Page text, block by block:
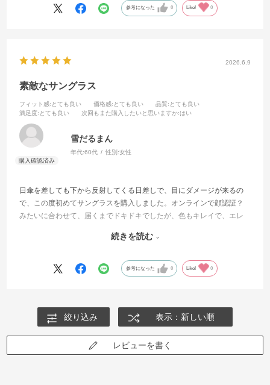
参考になった 0 Like! 0
2026.6.9
素敵なサングラス
フィット感:とても良い 価格感:とても良い 品質:とても良い
満足度:とても良い 次回もまた購入したいと思いますか:はい
雪だるまん
年代:60代 性別:女性
日傘を差しても下から反射してくる日差しで、目にダメージが来るの
で、この度初めてサングラスを購入しました。オンラインで顔認証？
みたいに合わせて、届くまでドキドキでしたが、色もキレイで、エレ
ットも充分で、大満足です。
ずっとかけています。お気に入りです。
続きを読む
参考になった 0 Like! 0
絞り込み 表示：新しい順
レビューを書く